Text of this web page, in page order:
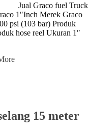
Graco fuel Truck
1″Inch Merek Graco
psi (103 bar) Produk
hose reel Ukuran 1″
15 meter